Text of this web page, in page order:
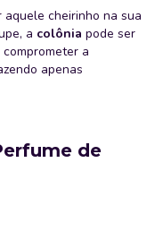
cheirinho na sua
a colônia pode ser
a
apenas
de